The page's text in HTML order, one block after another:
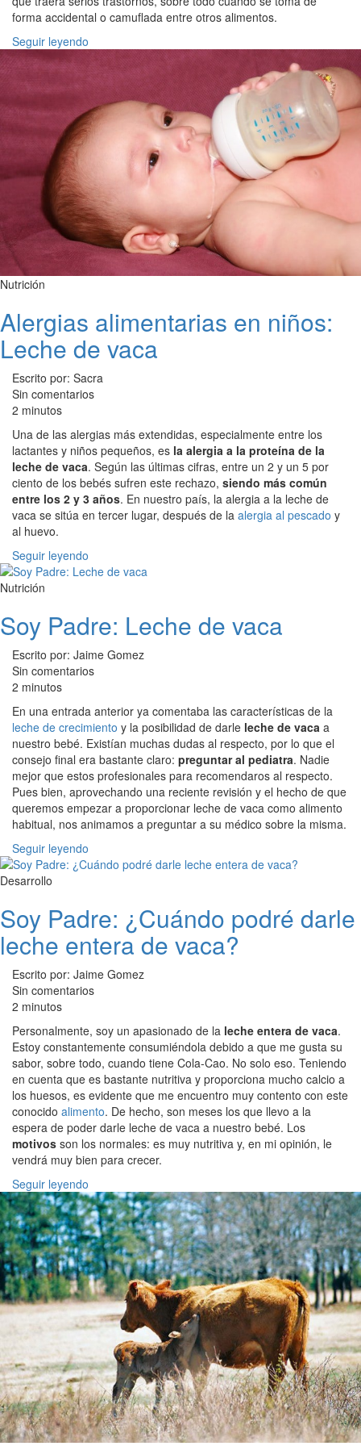
forma accidental o camuflada entre otros alimentos.
Seguir leyendo
Nutrición
Alergias alimentarias en niños:
Leche de vaca
Escrito por: Sacra
Sin comentarios
2 minutos
Una de las alergias más extendidas, especialmente entre los
lactantes y niños pequeños, es la alergia a la proteína de la
leche de vaca. Según las últimas cifras, entre un 2 y un 5 por
ciento de los bebés sufren este rechazo, siendo más común
entre los 2 y 3 años. En nuestro país, la alergia a la leche de
vaca se sitúa en tercer lugar, después de la alergia al pescado y
al huevo.
Seguir leyendo
Nutrición
Soy Padre: Leche de vaca
Escrito por: Jaime Gomez
Sin comentarios
2 minutos
En una entrada anterior ya comentaba las características de la
leche de crecimiento y la posibilidad de darle leche de vaca a
nuestro bebé. Existían muchas dudas al respecto, por lo que el
consejo final era bastante claro: preguntar al pediatra. Nadie
mejor que estos profesionales para recomendaros al respecto.
Pues bien, aprovechando una reciente revisión y el hecho de que
queremos empezar a proporcionar leche de vaca como alimento
habitual, nos animamos a preguntar a su médico sobre la misma.
Seguir leyendo
Desarrollo
Soy Padre: ¿Cuándo podré darle
leche entera de vaca?
Escrito por: Jaime Gomez
Sin comentarios
2 minutos
Personalmente, soy un apasionado de la leche entera de vaca.
Estoy constantemente consumiéndola debido a que me gusta su
sabor, sobre todo, cuando tiene Cola-Cao. No solo eso. Teniendo
en cuenta que es bastante nutritiva y proporciona mucho calcio a
los huesos, es evidente que me encuentro muy contento con este
conocido alimento. De hecho, son meses los que llevo a la
espera de poder darle leche de vaca a nuestro bebé. Los
motivos son los normales: es muy nutritiva y, en mi opinión, le
vendrá muy bien para crecer.
Seguir leyendo